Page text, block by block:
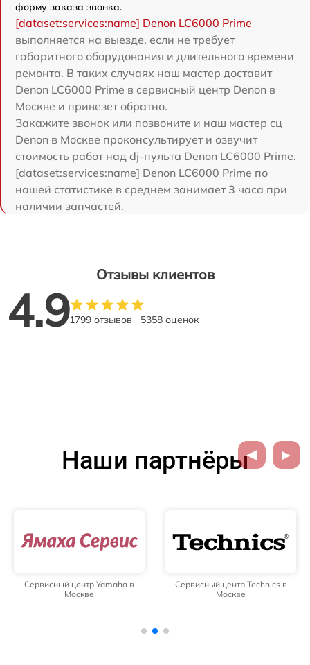
форму заказа звонка.
[dataset:services:name] Denon LC6000 Prime
выполняется на выезде, если не требует
габаритного оборудования и длительного времени
ремонта. В таких случаях наш мастер доставит
Denon LC6000 Prime в сервисный центр Denon в
Москве и привезет обратно.
Закажите звонок или позвоните и наш мастер сц
Denon в Москве проконсультирует и озвучит
стоимость работ над dj-пульта Denon LC6000 Prime.
[dataset:services:name] Denon LC6000 Prime по
нашей статистике в среднем занимает 3 часа при
наличии запчастей.
Отзывы клиентов
4.91799 отзывов 5358 оценок
Наши партнёры
Сервисный центр Yamaha в
Москве
Сервисный центр Technics в
Москве